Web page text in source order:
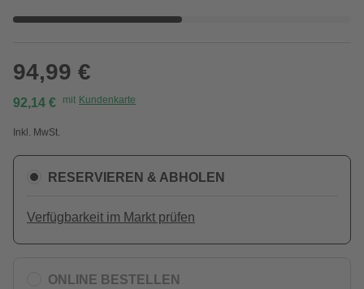
94,99 €
92,14 € mit Kundenkarte
Inkl. MwSt.
RESERVIEREN & ABHOLEN
Verfügbarkeit im Markt prüfen
ONLINE BESTELLEN